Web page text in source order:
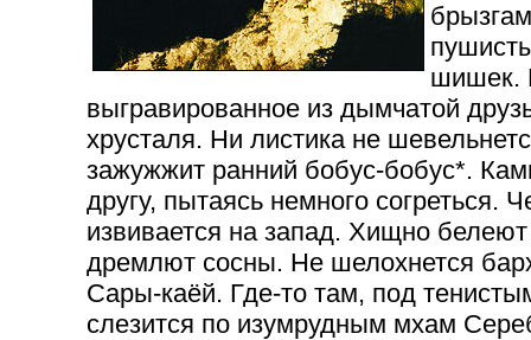
шишек.
выгравированное из дымчатой
хрусталя. Ни листика не
зажужжит ранний бобус-бобус*.
другу, пытаясь немного согреться.
извивается на запад. Хищно
дремлют сосны. Не шелохнется
Сары-каёй. Где-то там, под
слезится по изумрудным мхам